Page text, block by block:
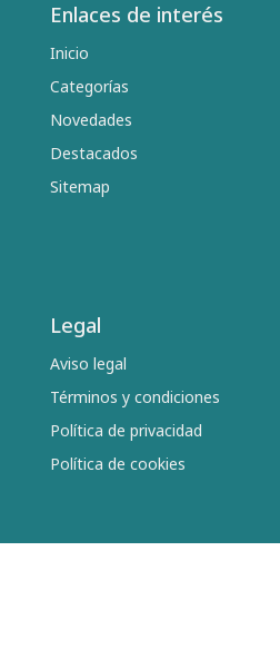
Enlaces de interés
Inicio
Categorías
Novedades
Destacados
Sitemap
Legal
Aviso legal
Términos y condiciones
Política de privacidad
Política de cookies